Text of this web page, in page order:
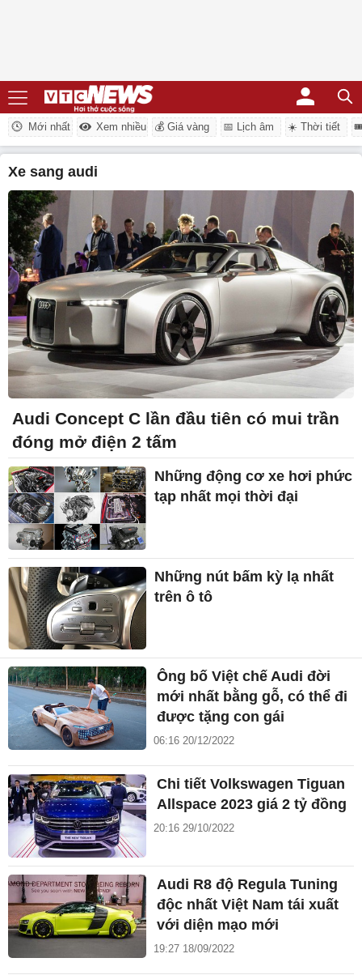
Mới nhất Xem nhiều 💰 Giá vàng 📅 Lịch âm ☀️ Thời tiết
xe sang audi
Audi Concept C lần đầu tiên có mui trần
đóng mở điện 2 tấm
Những động cơ xe hơi phức
tạp nhất mọi thời đại
Những nút bấm kỳ lạ nhất
trên ô tô
Ông bố Việt chế Audi đời
mới nhất bằng gỗ, có thể đi
được tặng con gái
06:16 20/12/2022
Chi tiết Volkswagen Tiguan
Allspace 2023 giá 2 tỷ đồng
20:16 29/10/2022
Audi R8 độ Regula Tuning
độc nhất Việt Nam tái xuất
với diện mạo mới
19:27 18/09/2022